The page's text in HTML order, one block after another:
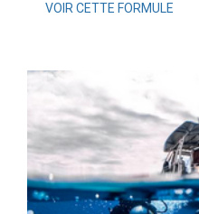
VOIR CETTE FORMULE